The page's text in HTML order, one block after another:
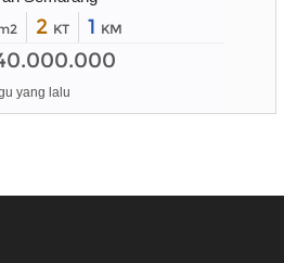
2 KT 1 KM
yang lalu